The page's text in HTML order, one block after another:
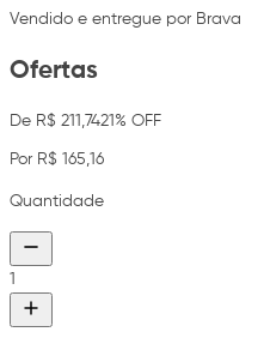
Vendido e entregue por Brava
Ofertas
De R$ 211,7421% OFF
Por R$ 165,16
Quantidade
1